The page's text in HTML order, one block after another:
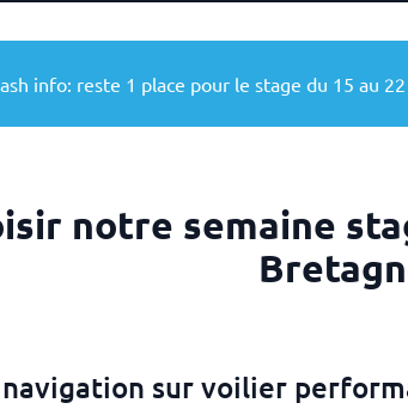
info: reste 1 place pour le stage du 15 au
notre semaine
navigation sur voilier